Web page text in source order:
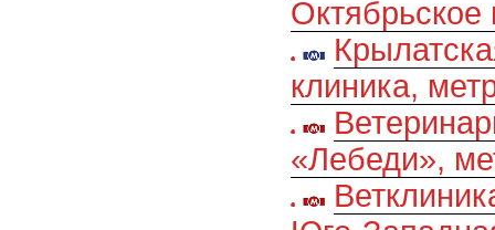
Октябрьское
клиника,
«Лебеди»,